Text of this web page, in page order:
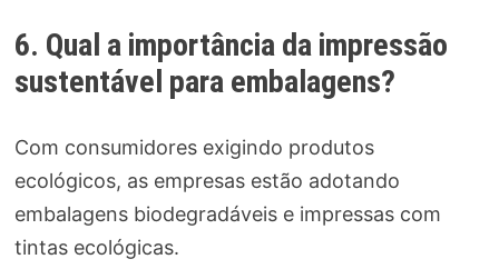
6. Qual a importância da impressão
sustentável para embalagens?
Com consumidores exigindo produtos
ecológicos, as empresas estão adotando
embalagens biodegradáveis e impressas com
tintas ecológicas.